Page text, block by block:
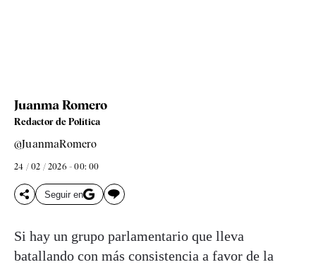
Juanma Romero
Redactor de Política
@JuanmaRomero
24 / 02 / 2026 - 00: 00
Seguir en
Si hay un grupo parlamentario que lleva
batallando con más consistencia a favor de la